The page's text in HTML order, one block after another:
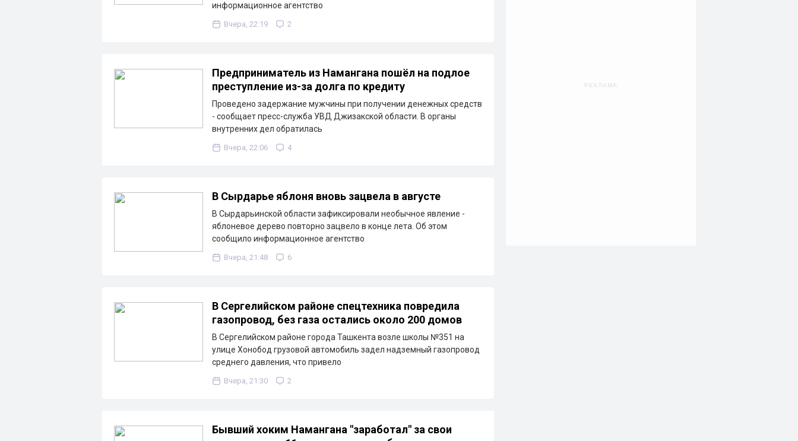
информационное агентство
Вчера, 22:19 2
Предприниматель из Намангана пошёл на подлое
преступление из-за долга по кредиту
Проведено задержание мужчины при получении денежных средств
- сообщает пресс-служба УВД Джизакской области. В органы
внутренних дел обратилась
Вчера, 22:06 4
В Сырдарье яблоня вновь зацвела в августе
В Сырдарьинской области зафиксировали необычное явление -
яблоневое дерево повторно зацвело в конце лета. Об этом
сообщило информационное агентство
Вчера, 21:48 6
В Сергелийском районе спецтехника повредила
газопровод, без газа остались около 200 домов
В Сергелийском районе города Ташкента возле школы №351 на
улице Хонобод грузовой автомобиль задел надземный газопровод
среднего давления, что привело
Вчера, 21:30 2
Бывший хоким Намангана "заработал" за свои